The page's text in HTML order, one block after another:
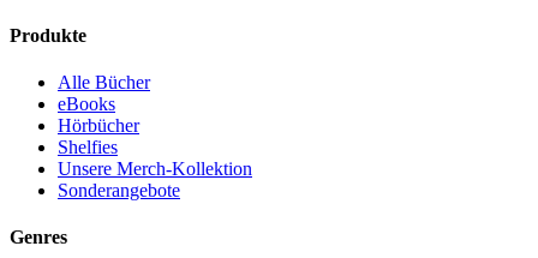
Produkte
Alle Bücher
eBooks
Hörbücher
Shelfies
Unsere Merch-Kollektion
Sonderangebote
Genres